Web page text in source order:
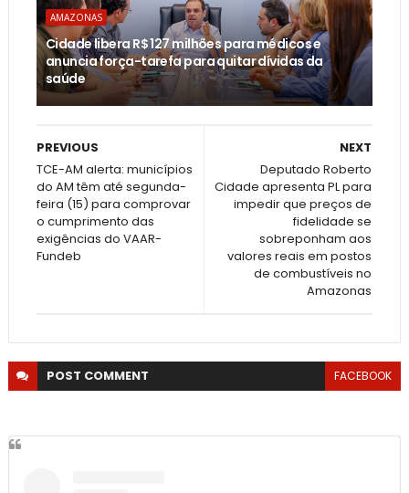
AMAZONAS
Cidade libera R$ 127 milhões para médicos e
anuncia força-tarefa para quitar dívidas da
saúde
NEXT
Deputado Roberto
Cidade apresenta PL para
impedir que preços de
fidelidade se
sobreponham aos
valores reais em postos
de combustíveis no
Amazonas
PREVIOUS
TCE-AM alerta: municípios
do AM têm até segunda-
feira (15) para comprovar
o cumprimento das
exigências do VAAR-
Fundeb
POST COMMENT FACEBOOK